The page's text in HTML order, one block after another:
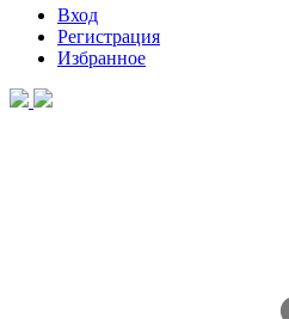
Вход
Регистрация
Избранное